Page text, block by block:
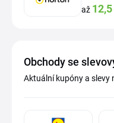
až 12,5
Obchody se
Aktuální kupóny a slevy